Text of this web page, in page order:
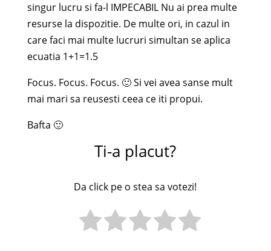
singur lucru si fa-l IMPECABIL Nu ai prea multe
resurse la dispozitie. De multe ori, in cazul in
care faci mai multe lucruri simultan se aplica
ecuatia 1+1=1.5
Focus. Focus. Focus. 🙂 Si vei avea sanse mult
mai mari sa reusesti ceea ce iti propui.
Bafta 🙂
Ti-a placut?
Da click pe o stea sa votezi!